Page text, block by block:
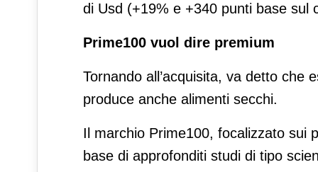
di Usd (+19% e +340 punti base sul
Prime100 vuol dire premium
Tornando all’acquisita, va detto che
produce anche alimenti secchi.
Il marchio Prime100, focalizzato sui
base di approfonditi studi di tipo